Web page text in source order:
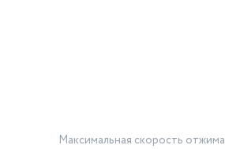
Максимальная скорость отжима